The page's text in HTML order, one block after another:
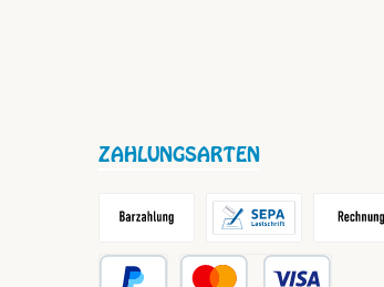
ZAHLUNGSARTEN
Lastschrift Rechnung
Barzahlung / Versandkostenfrei